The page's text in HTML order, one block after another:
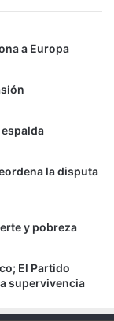
a Europa
espalda
la disputa
y pobreza
El Partido
supervivencia